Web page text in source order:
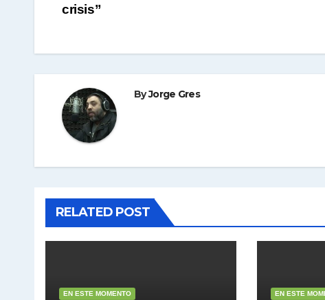
entradas
crisis”
ByJorge Gres
RELATED POST
EN ESTE MOMENTO EN ESTE